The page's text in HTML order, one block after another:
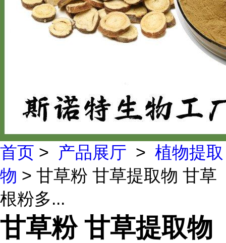
首页 > 产品展厅 > 植物提取
物 > 甘草粉 甘草提取物 甘草
根粉多...
甘草粉 甘草提取物